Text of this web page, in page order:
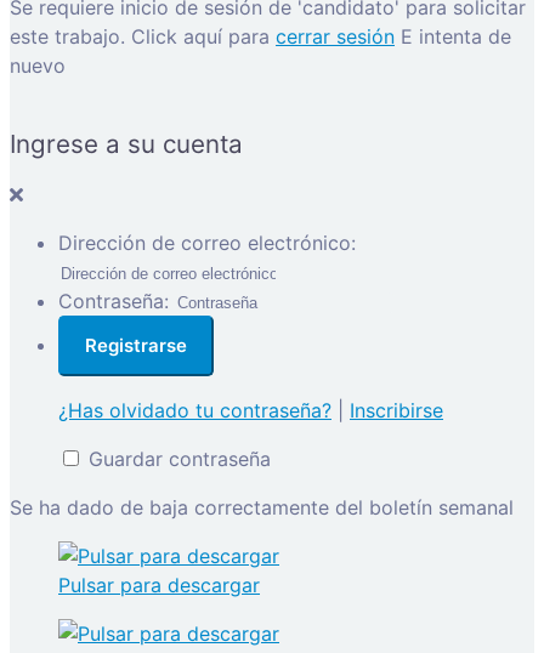
Se requiere inicio de sesión de 'candidato' para solicitar
este trabajo. Click aquí para cerrar sesión E intenta de
nuevo
Ingrese a su cuenta
Dirección de correo electrónico:
Contraseña:
¿Has olvidado tu contraseña?
Inscribirse
Guardar contraseña
Se ha dado de baja correctamente del boletín semanal
Pulsar para descargar